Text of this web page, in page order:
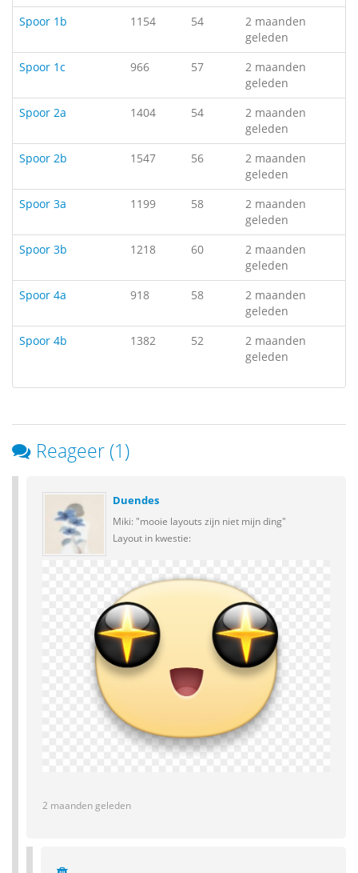
Spoor 1b
1154 54
2 maanden
geleden
Spoor 1c
966 57
2 maanden
geleden
Spoor 2a
1404 54
2 maanden
geleden
Spoor 2b
1547 56
2 maanden
geleden
Spoor 3a
1199 58
2 maanden
geleden
Spoor 3b
1218 60
2 maanden
geleden
Spoor 4a
918 58
2 maanden
geleden
Spoor 4b
1382 52
2 maanden
geleden
Reageer (1)
Duendes
Miki: "mooie layouts zijn niet mijn ding"
Layout in kwestie:
2 maanden geleden